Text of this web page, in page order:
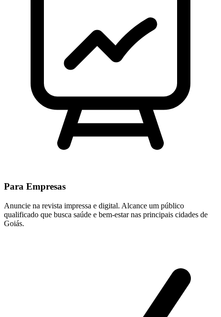
Para Empresas
Anuncie na revista impressa e digital. Alcance um público
qualificado que busca saúde e bem-estar nas principais cidades de
Goiás.